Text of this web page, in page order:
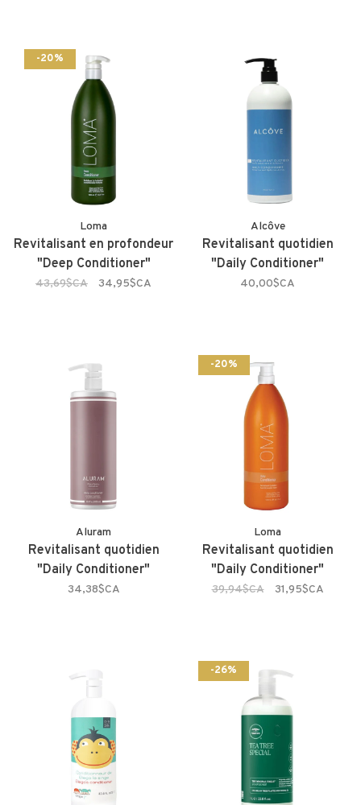
-20%
Loma
Revitalisant en profondeur
"Deep Conditioner"
43,69$CA 34,95$CA
Alcôve
Revitalisant quotidien
"Daily Conditioner"
40,00$CA
Aluram
Revitalisant quotidien
"Daily Conditioner"
34,38$CA
-20%
Loma
Revitalisant quotidien
"Daily Conditioner"
39,94$CA 31,95$CA
-26%